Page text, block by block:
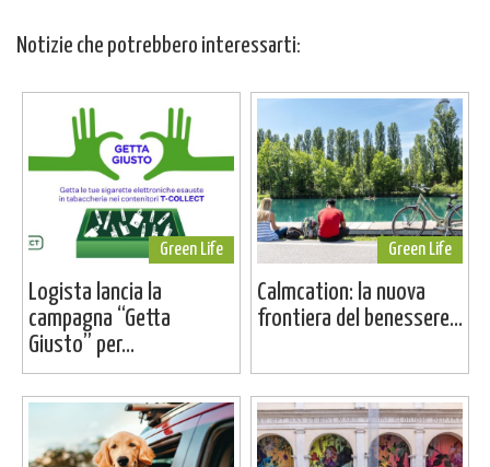
Notizie che potrebbero interessarti:
Green Life
Logista lancia la
campagna “Getta
Giusto” per...
Green Life
Calmcation: la nuova
frontiera del benessere...